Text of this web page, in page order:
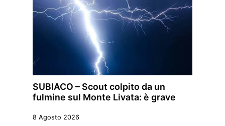
SUBIACO – Scout colpito da un
fulmine sul Monte Livata: è grave
8 Agosto 2026